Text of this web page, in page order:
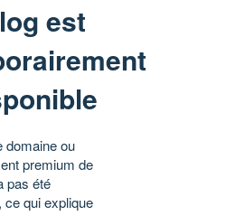
est
domaine ou
premium de
pas été
ce qui explique